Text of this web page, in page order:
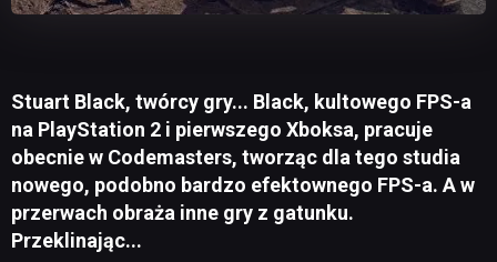
Stuart Black, twórcy gry... Black, kultowego FPS-a
na PlayStation 2 i pierwszego Xboksa, pracuje
obecnie w Codemasters, tworząc dla tego studia
nowego, podobno bardzo efektownego FPS-a. A w
przerwach obraża inne gry z gatunku.
Przeklinając...